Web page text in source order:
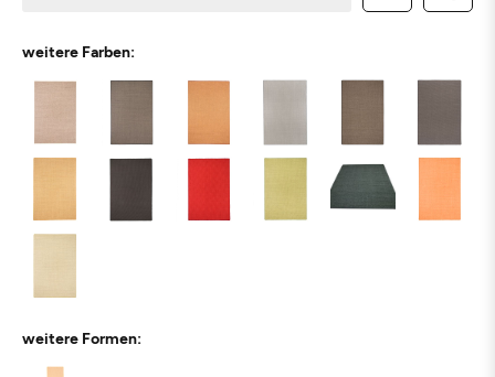
weitere Farben:
weitere Formen: